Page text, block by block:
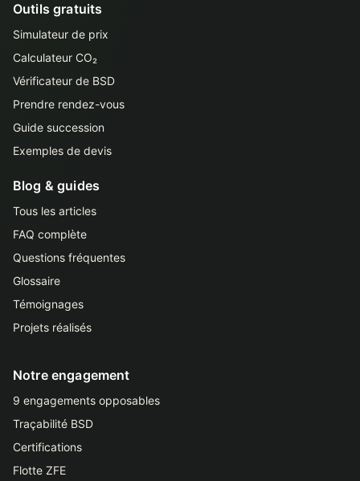
Outils gratuits
Simulateur de prix
Calculateur CO₂
Vérificateur de BSD
Prendre rendez-vous
Guide succession
Exemples de devis
Blog & guides
Tous les articles
FAQ complète
Questions fréquentes
Glossaire
Témoignages
Projets réalisés
Notre engagement
9 engagements opposables
Traçabilité BSD
Certifications
Flotte ZFE